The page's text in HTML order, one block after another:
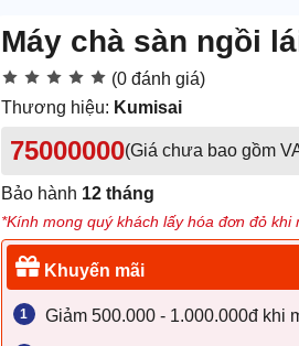
Máy chà sàn ngồi
(0 đánh giá)
Thương hiệu: Kumisai
75000000(Giá chưa bao gồm
Bảo hành 12 tháng
*Kính mong quý khách lấy hóa đơn đỏ
Khuyến mãi
Giảm 500.000 - 1.000.000đ khi